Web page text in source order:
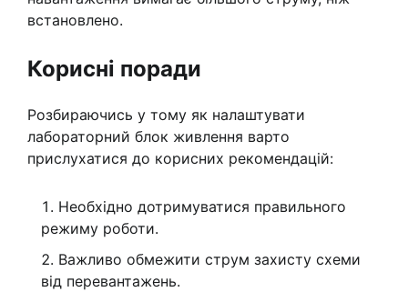
встановлено.
Корисні поради
Розбираючись у тому як налаштувати
лабораторний блок живлення варто
прислухатися до корисних рекомендацій:
Необхідно дотримуватися правильного
режиму роботи.
Важливо обмежити струм захисту схеми
від перевантажень.